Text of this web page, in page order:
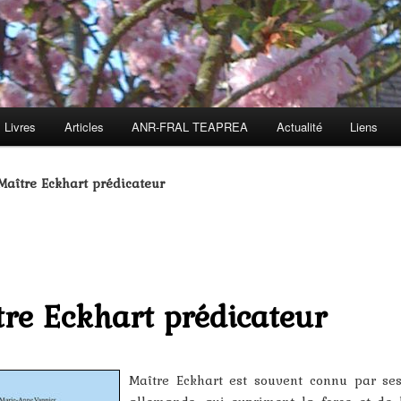
Livres Articles ANR-FRAL TEAPREA Actualité Liens
Eckhart prédicateur
Eckhart prédicateur
Maître Eckhart est souvent connu par